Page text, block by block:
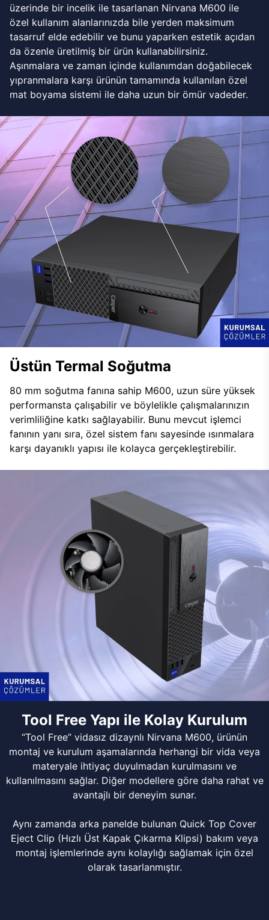
üzerinde bir incelik ile tasarlanan Nirvana M600 ile
özel kullanım alanlarınızda bile yerden maksimum
tasarruf elde edebilir ve bunu yaparken estetik açıdan
da özenle üretilmiş bir ürün kullanabilirsiniz.
Aşınmalara ve zaman içinde kullanımdan doğabilecek
yıpranmalara karşı ürünün tamamında kullanılan özel
mat boyama sistemi ile daha uzun bir ömür vadeder.
Üstün Termal Soğutma
80 mm soğutma fanına sahip M600, uzun süre yüksek
performansta çalışabilir ve böylelikle çalışmalarınızın
verimliliğine katkı sağlayabilir. Bunu mevcut işlemci
fanının yanı sıra, özel sistem fanı sayesinde ısınmalara
karşı dayanıklı yapısı ile kolayca gerçekleştirebilir.
Tool Free Yapı ile Kolay Kurulum
“Tool Free” vidasız dizaynlı Nirvana M600, ürünün
montaj ve kurulum aşamalarında herhangi bir vida veya
materyale ihtiyaç duyulmadan kurulmasını ve
kullanılmasını sağlar. Diğer modellere göre daha rahat ve
avantajlı bir deneyim sunar.
Aynı zamanda arka panelde bulunan Quick Top Cover
Eject Clip (Hızlı Üst Kapak Çıkarma Klipsi) bakım veya
montaj işlemlerinde aynı kolaylığı sağlamak için özel
olarak tasarlanmıştır.